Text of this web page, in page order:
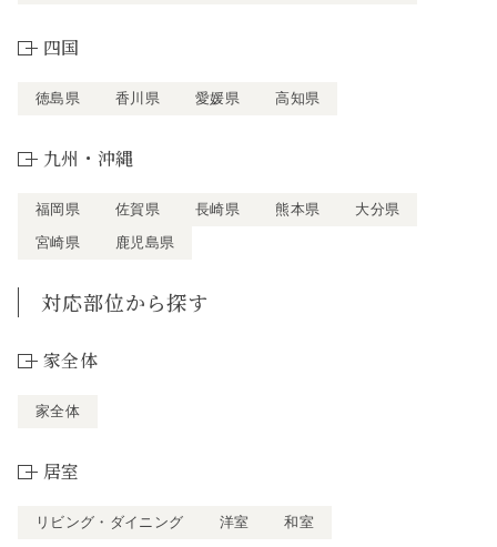
四国
徳島県 香川県 愛媛県 高知県
九州・沖縄
福岡県 佐賀県 長崎県 熊本県
大分県
宮崎県
鹿児島県
対応部位から探す
家全体
家全体
居室
リビング・ダイニング 洋室 和室